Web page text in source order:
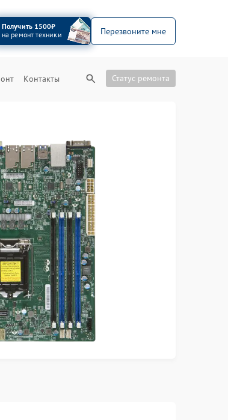
Получить 1500₽
на ремонт техники
Перезвоните мне
Контакты Статус ремонта